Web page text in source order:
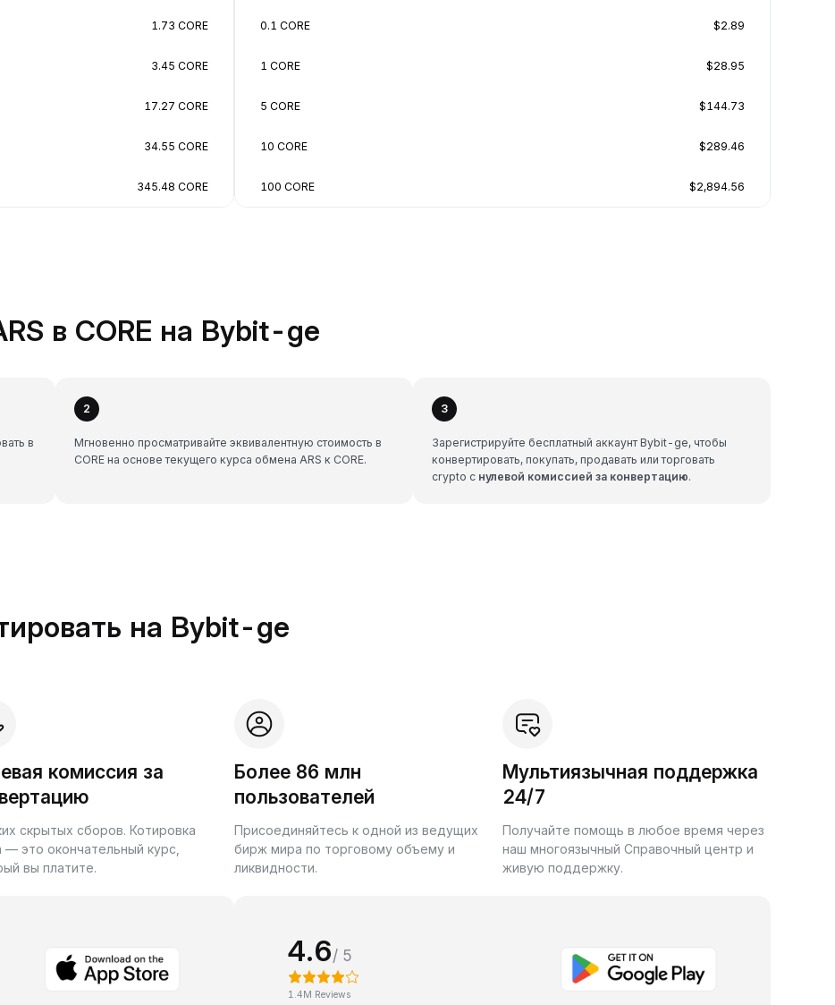
1.73 CORE
3.45 CORE
17.27 CORE
34.55 CORE
345.48 CORE
0.1 CORE $2.89
1 CORE $28.95
5 CORE $144.73
10 CORE $289.46
100 CORE $2,894.56
в CORE на Bybit-ge
в
2
Мгновенно просматривайте эквивалентную стоимость в
CORE на основе текущего курса обмена ARS к CORE.
3
Зарегистрируйте бесплатный аккаунт Bybit-ge, чтобы
конвертировать, покупать, продавать или торговать
crypto с нулевой комиссией за конвертацию.
на Bybit-ge
комиссия за
скрытых сборов. Котировка
— это окончательный курс,
вы платите.
Более 86 млн
пользователей
Присоединяйтесь к одной из ведущих
бирж мира по торговому объему и
ликвидности.
Мультиязычная поддержка
24/7
Получайте помощь в любое время через
наш многоязычный Справочный центр и
живую поддержку.
4.6/ 5
1.4M Reviews